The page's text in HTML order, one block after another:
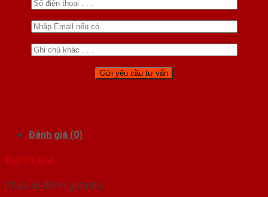
Đánh giá (0)
Đánh giá
Chưa có đánh giá nào.